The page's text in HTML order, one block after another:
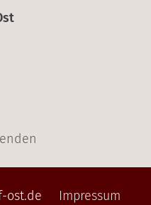
ost.de
Impressum